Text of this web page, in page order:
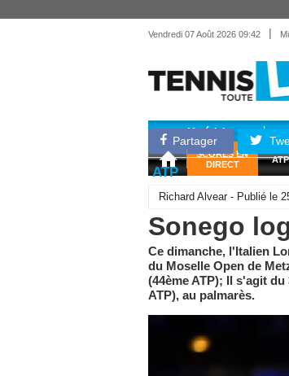
Vendredi 07 Août 2026 09:42 |
Matériel
SCORES EN
DIRECT
ATP
Partager
ATP
Richard Alvear - Publié le
Sonego
Ce dimanche, l'Italien
du Moselle Open de
(44ème ATP); Il s'agit
ATP), au palmarès.